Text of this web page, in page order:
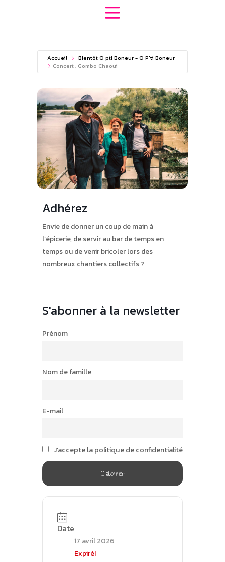
Accueil
Bientôt O pti Boneur - O P'ti Boneur
Concert : Gombo Chaoui
Adhérez
Envie de donner un coup de main à
l’épicerie, de servir au bar de temps en
temps ou de venir bricoler lors des
nombreux chantiers collectifs ?
S'abonner à la newsletter
Prénom
Nom de famille
E-mail
J'accepte la politique de confidentialité
Date
17 avril 2026
Expiré!